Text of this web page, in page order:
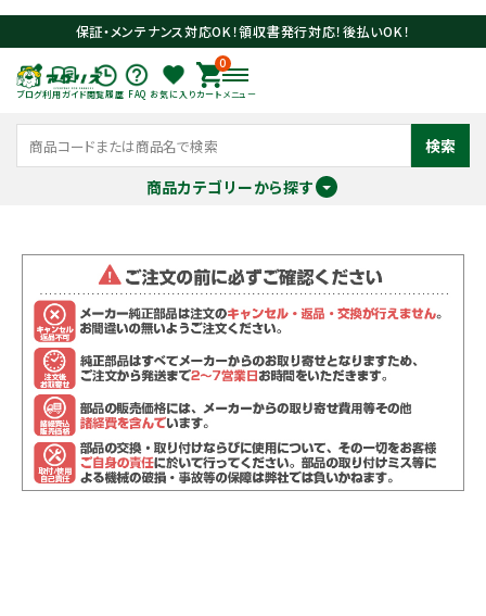
保証・メンテナンス対応OK！領収書発行対応！後払いOK！
ブログ利用ガイド閲覧履歴 FAQ お気に入り
0
カート メニュー
検索
商品カテゴリーから探す
ログイン person 会員登録
search